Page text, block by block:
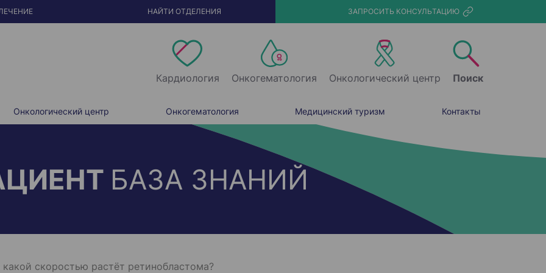
НАЙТИ ОТДЕЛЕНИЯ ЗАПРОСИТЬ КОНСУЛЬТАЦИЮ
Кардиология Онкогематология Онкологический центр Поиск
Онкологический центр Онкогематология Медицинский туризм Контакты
БАЗА ЗНАНИЙ
скоростью растёт ретинобластома?